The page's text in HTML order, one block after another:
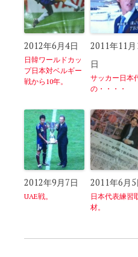
2012年6月4日
日韓ワールドカッ
プ日本対ベルギー
戦から10年。
2011年11月
日
サッカー日本
の・・・・
2012年9月7日
UAE戦。
2011年6月5
日本代表練習
材。